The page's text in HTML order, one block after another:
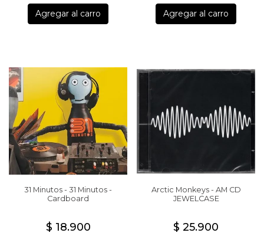
Agregar al carro Agregar al carro
31 Minutos - 31 Minutos -
Cardboard
$ 18.900
Arctic Monkeys - AM CD
JEWELCASE
$ 25.900